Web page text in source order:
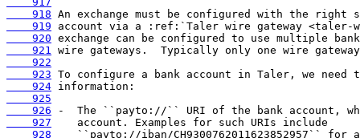
    918
    919
    920
    921
    922
    923
    924
    925
    926
    927
    928